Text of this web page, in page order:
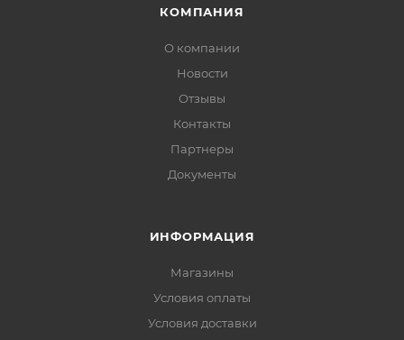
КОМПАНИЯ
О компании
Новости
Отзывы
Контакты
Партнеры
Документы
ИНФОРМАЦИЯ
Магазины
Условия оплаты
Условия доставки